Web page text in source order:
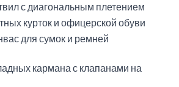
с диагональным плетением
курток и офицерской обуви
для сумок и ремней
кармана с клапанами на